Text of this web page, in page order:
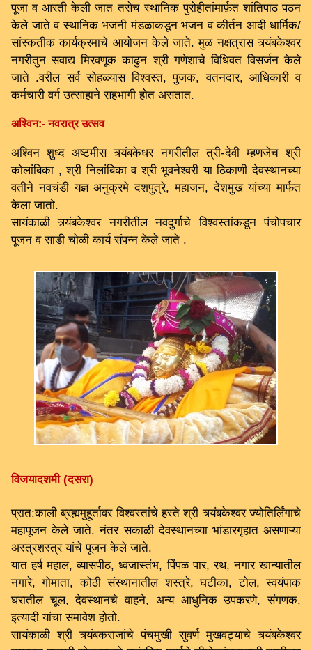
पूजा व आरती केली जात तसेच स्थानिक पुरोहीतांमार्फ़त शांतिपाठ पठन
केले जाते व स्थानिक भजनी मंडळाकडून भजन व कीर्तन आदी धार्मिक/
सांस्कतीक कार्यक्रमाचे आयोजन केले जाते. मुळ नक्षत्रास त्र्यंबकेश्वर
नगरीतुन सवाद्य मिरवणूक काढुन श्री गणेशाचे विधिवत विसर्जन केले
जाते .वरील सर्व सोहळ्यास विश्वस्त, पुजक, वतनदार, आधिकारी व
कर्मचारी वर्ग उत्साहाने सहभागी होत असतात.
अश्विन:- नवरात्र उत्सव
अश्विन शुध्द अष्टमीस त्र्यंबकेधर नगरीतील त्री-देवी म्हणजेच श्री
कोलांबिका , श्री निलांबिका व श्री भूवनेश्वरी या ठिकाणी देवस्थानच्या
वतीने नवचंडी यज्ञ अनुक्रमे दशपुत्रे, महाजन, देशमुख यांच्या मार्फत
केला जातो.
सायंकाळी त्र्यंबकेश्वर नगरीतील नवदुर्गाचे विश्वस्तांकडून पंचोपचार
पूजन व साडी चोळी कार्य संपन्न केले जाते .
विजयादशमी (दसरा)
प्रात:काली ब्रह्ममुहूर्तावर विश्वस्तांचे हस्ते श्री त्र्यंबकेश्वर ज्योतिर्लिंगाचे
महापूजन केले जाते. नंतर सकाळी देवस्थानच्या भांडारगृहात असणाऱ्या
अस्त्रशस्त्र यांचे पूजन केले जाते.
यात हर्ष महाल, व्यासपीठ, ध्वजास्तंभ, पिंपळ पार, रथ, नगार खान्यातील
नगारे, गोमाता, कोठी संस्थानातील शस्त्रे, घटीका, टोल, स्वयंपाक
घरातील चूल, देवस्थानचे वाहने, अन्य आधुनिक उपकरणे, संगणक,
इत्यादी यांचा समावेश होतो.
सायंकाळी श्री त्र्यंबकराजांचे पंचमुखी सुवर्ण मुखवट्याचे त्र्यंबकेश्वर